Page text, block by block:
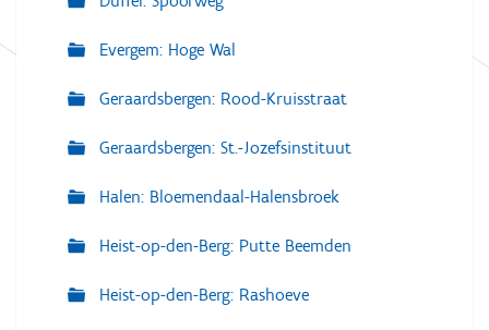
Evergem: Hoge Wal
Geraardsbergen: Rood-Kruisstraat
Geraardsbergen: St.-Jozefsinstituut
Halen: Bloemendaal-Halensbroek
Heist-op-den-Berg: Putte Beemden
Heist-op-den-Berg: Rashoeve